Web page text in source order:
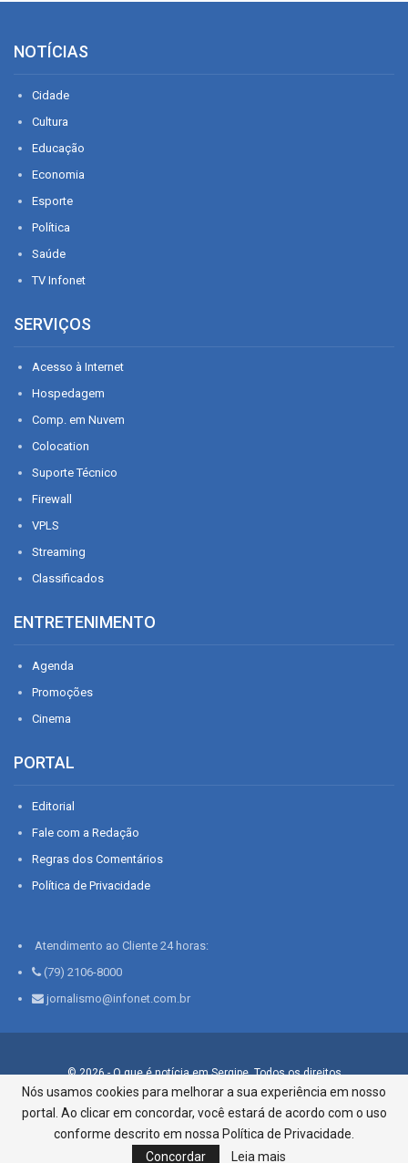
NOTÍCIAS
Cidade
Cultura
Educação
Economia
Esporte
Política
Saúde
TV Infonet
SERVIÇOS
Acesso à Internet
Hospedagem
Comp. em Nuvem
Colocation
Suporte Técnico
Firewall
VPLS
Streaming
Classificados
ENTRETENIMENTO
Agenda
Promoções
Cinema
PORTAL
Editorial
Fale com a Redação
Regras dos Comentários
Política de Privacidade
Atendimento ao Cliente 24 horas:
(79) 2106-8000
jornalismo@infonet.com.br
© 2026 - O que é notícia em Sergipe. Todos os direitos
reservados.
Infonet - Rua Monsenhor Silveira 276, Bairro São José |
Aracaju-SE, CEP 49015-030, Fone: 79.2106.8000 - CI Centro de
Informações LTDA
Nós usamos cookies para melhorar a sua experiência em nosso
portal. Ao clicar em concordar, você estará de acordo com o uso
conforme descrito em nossa Política de Privacidade.
Concordar
Leia mais